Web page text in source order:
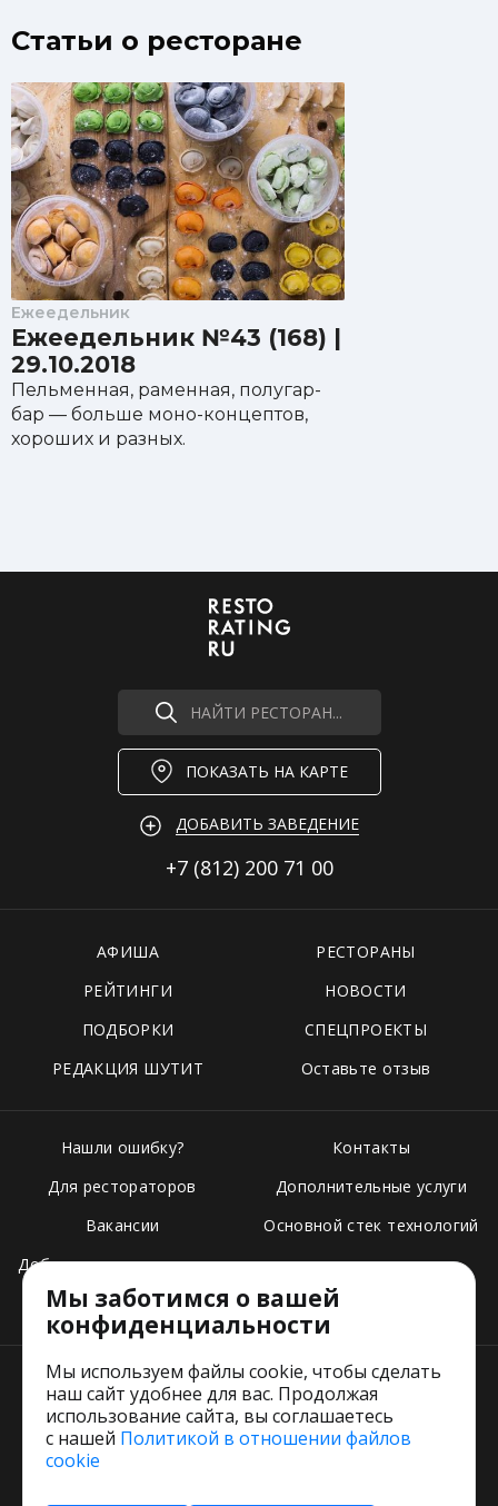
Статьи о ресторане
Ежеедельник
Ежеедельник №43 (168) |
29.10.2018
Пельменная, раменная, полугар-
бар — больше моно-концептов,
хороших и разных.
НАЙТИ РЕСТОРАН...
ПОКАЗАТЬ НА КАРТЕ
ДОБАВИТЬ ЗАВЕДЕНИЕ
+7 (812) 200 71 00
АФИША
РЕСТОРАНЫ
РЕЙТИНГИ
НОВОСТИ
ПОДБОРКИ
СПЕЦПРОЕКТЫ
РЕДАКЦИЯ ШУТИТ
Оставьте отзыв
Нашли ошибку?
Для рестораторов
Вакансии
Добавить свое заведение
Тарифы
Контакты
Дополнительные услуги
Основной стек технологий
Пользовательское соглашение
Мы заботимся о вашей
конфиденциальности
Мы используем файлы cookie, чтобы сделать
наш сайт удобнее для вас. Продолжая
использование сайта, вы соглашаетесь
с нашей Политикой в отношении файлов
cookie